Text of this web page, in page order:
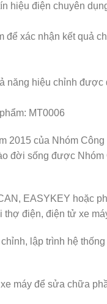
điện chuyên
xác nhận kết quả
hiệu chỉnh
MT0006
của Nhóm
đời sống được
EASYKEY hoặc
điện, điện tử xe
lập trình hệ
máy để sửa chữa